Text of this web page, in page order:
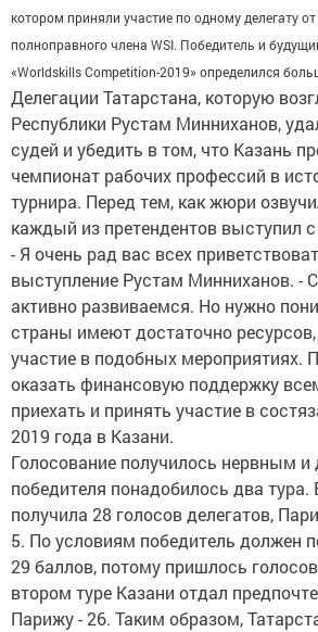
котором приняли участие по одному делегату
полноправного члена WSI. Победитель и
«Worldskills Competition-2019» определился
Делегации Татарстана, которую
Республики Рустам Минниханов,
судей и убедить в том, что Казань
чемпионат рабочих профессий в
турнира. Перед тем, как жюри
каждый из претендентов выступил с
- Я очень рад вас всех
выступление Рустам Минниханов. -
активно развиваемся. Но нужно
страны имеют достаточно
участие в подобных мероприятиях.
оказать финансовую поддержку
приехать и принять участие в
2019 года в Казани.
Голосование получилось нервным и
победителя понадобилось два
получила 28 голосов делегатов,
5. По условиям победитель должен
29 баллов, потому пришлось
втором туре Казани отдал
Парижу - 26. Таким образом,